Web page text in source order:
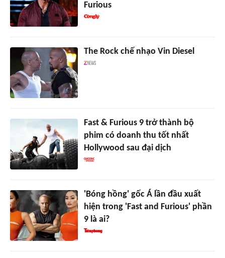
Furious
The Rock chế nhạo Vin Diesel
Fast & Furious 9 trở thành bộ
phim có doanh thu tốt nhất
Hollywood sau đại dịch
'Bóng hồng' gốc Á lần đầu xuất
hiện trong 'Fast and Furious' phần
9 là ai?